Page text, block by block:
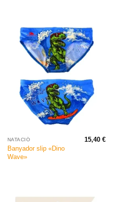
NATACIÓ
Banyador slip «Dino
Wave»
15,40€